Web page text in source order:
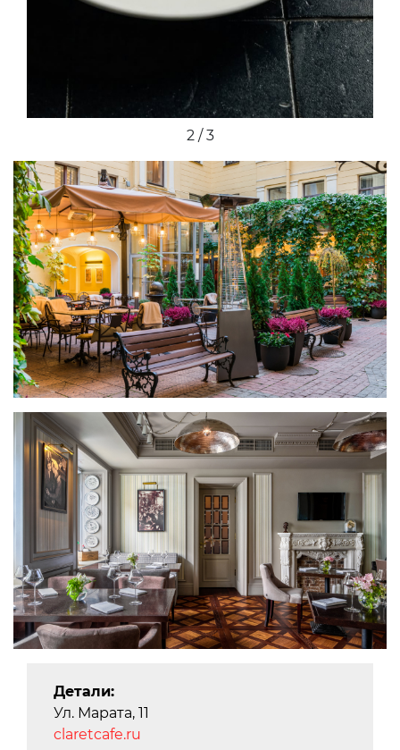
2 / 3
Детали:
Ул. Марата, 11
claretcafe.ru